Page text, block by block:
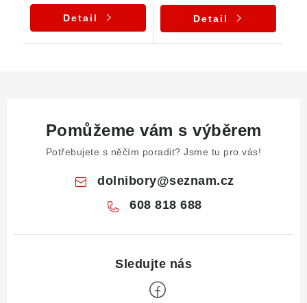
Detail Detail
Pomůžeme vám s výběrem
Potřebujete s něčím poradit? Jsme tu pro vás!
dolnibory@seznam.cz
608 818 688